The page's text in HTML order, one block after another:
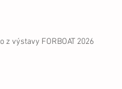
z výstavy FORBOAT 2026